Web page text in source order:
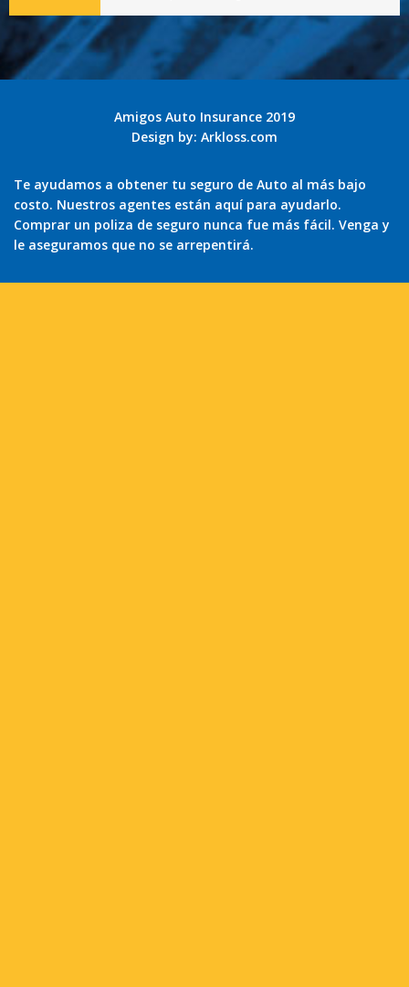
Amigos Auto Insurance 2019
Design by: Arkloss.com
Te ayudamos a obtener tu seguro de Auto al más bajo
costo. Nuestros agentes están aquí para ayudarlo.
Comprar un poliza de seguro nunca fue más fácil. Venga y
le aseguramos que no se arrepentirá.